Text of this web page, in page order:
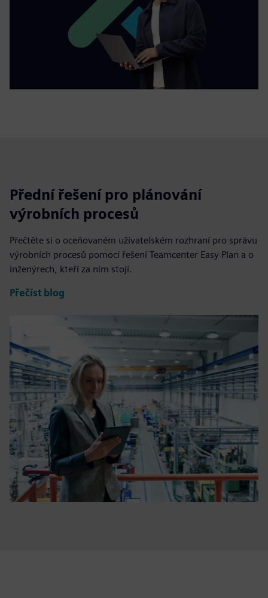
Přední řešení pro plánování
výrobních procesů
Přečtěte si o oceňovaném uživatelském rozhraní pro správu
výrobních procesů pomocí řešení Teamcenter Easy Plan a o
inženýrech, kteří za ním stojí.
Přečíst blog